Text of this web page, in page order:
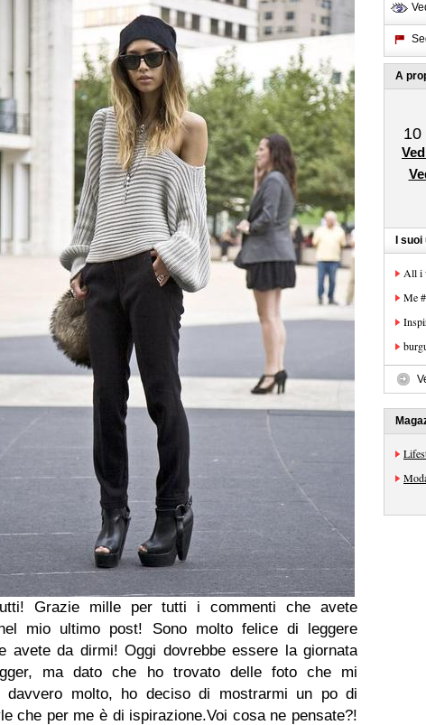
Grazie mille per tutti i commenti che avete
mio ultimo post! Sono molto felice di leggere
avete da dirmi!Oggi dovrebbe essere la giornata
ma dato che ho trovato delle foto che mi
davvero molto, ho deciso di mostrarmi un po di
che per me è di ispirazione.Voi cosa ne pensate?!
A
10
I
All i
Me